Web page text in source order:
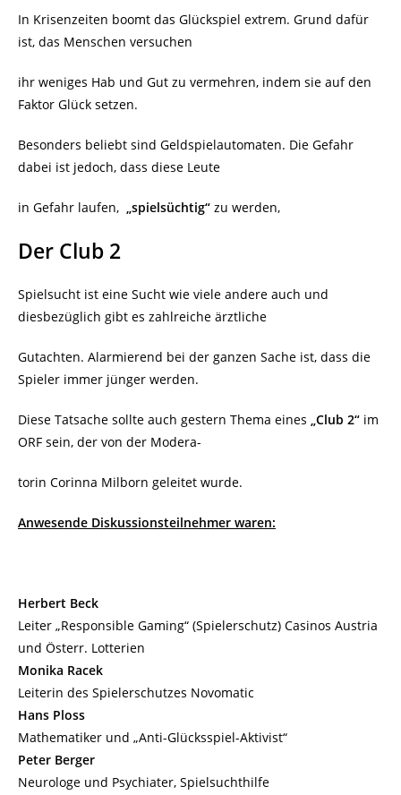
In Krisenzeiten boomt das Glückspiel extrem. Grund dafür
ist, das Menschen versuchen
ihr weniges Hab und Gut zu vermehren, indem sie auf den
Faktor Glück setzen.
Besonders beliebt sind Geldspielautomaten. Die Gefahr
dabei ist jedoch, dass diese Leute
in Gefahr laufen, „spielsüchtig“ zu werden,
Der Club 2
Spielsucht ist eine Sucht wie viele andere auch und
diesbezüglich gibt es zahlreiche ärztliche
Gutachten. Alarmierend bei der ganzen Sache ist, dass die
Spieler immer jünger werden.
Diese Tatsache sollte auch gestern Thema eines „Club 2“ im
ORF sein, der von der Modera-
torin Corinna Milborn geleitet wurde.
Anwesende Diskussionsteilnehmer waren:
Herbert Beck
Leiter „Responsible Gaming“ (Spielerschutz) Casinos Austria
und Österr. Lotterien
Monika Racek
Leiterin des Spielerschutzes Novomatic
Hans Ploss
Mathematiker und „Anti-Glücksspiel-Aktivist“
Peter Berger
Neurologe und Psychiater, Spielsuchthilfe